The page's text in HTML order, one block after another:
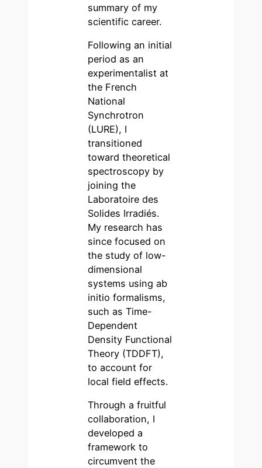
summary of my
scientific career.
Following an initial
period as an
experimentalist at
the French
National
Synchrotron
(LURE), I
transitioned
toward theoretical
spectroscopy by
joining the
Laboratoire des
Solides Irradiés.
My research has
since focused on
the study of low-
dimensional
systems using ab
initio formalisms,
such as Time-
Dependent
Density Functional
Theory (TDDFT),
to account for
local field effects.
Through a fruitful
collaboration, I
developed a
framework to
circumvent the